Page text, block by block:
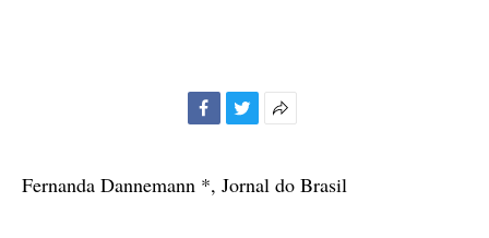
compartilhamento
Fernanda Dannemann *, Jornal do Brasil